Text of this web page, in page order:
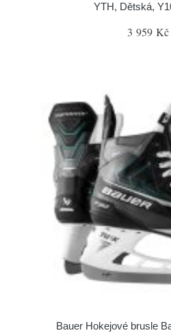
YTH, Dětská,
3 959 Kč
Bauer Hokejové brusle